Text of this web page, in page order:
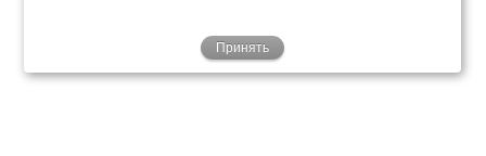
Принять